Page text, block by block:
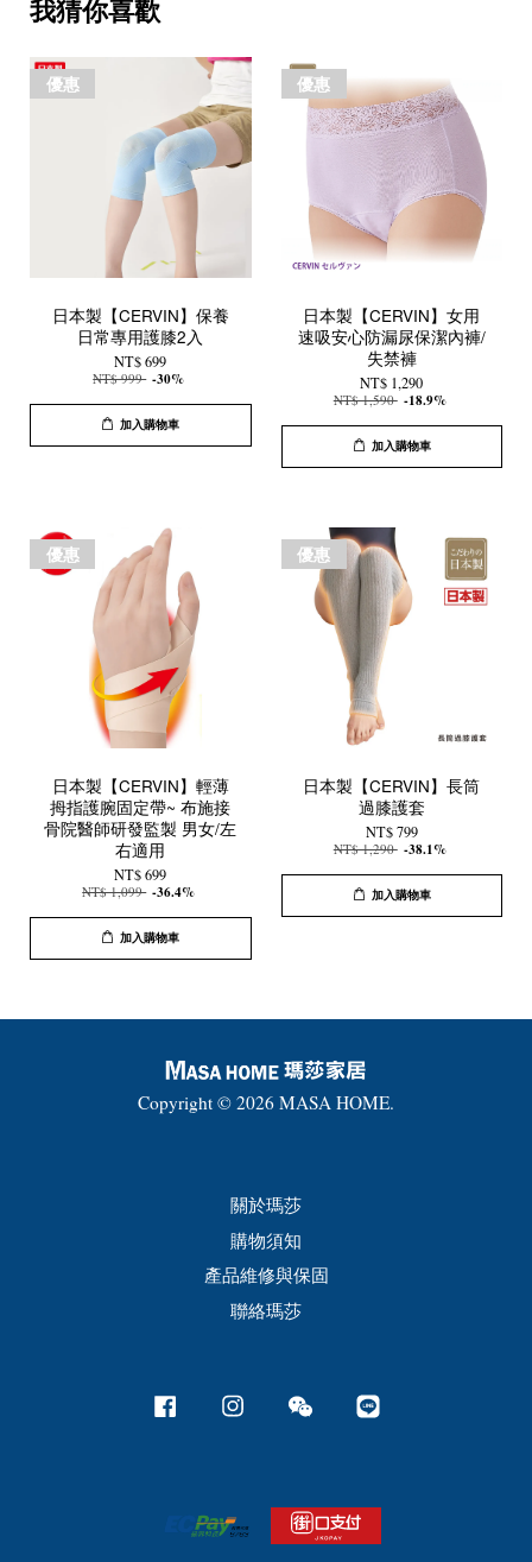
我猜你喜歡
優惠
日本製【CERVIN】保養
日常專用護膝2入
NT$ 699
NT$ 999 -30%
加入購物車
優惠
日本製【CERVIN】女用
速吸安心防漏尿保潔內褲/
失禁褲
NT$ 1,290
NT$ 1,590 -18.9%
加入購物車
優惠
日本製【CERVIN】輕薄
拇指護腕固定帶~ 布施接
骨院醫師研發監製 男女/左
右適用
NT$ 699
NT$ 1,099 -36.4%
加入購物車
優惠
日本製【CERVIN】長筒
過膝護套
NT$ 799
NT$ 1,290 -38.1%
加入購物車
Copyright © 2026 MASA HOME.
關於瑪莎
購物須知
產品維修與保固
聯絡瑪莎
Facebook Instagram Wechat